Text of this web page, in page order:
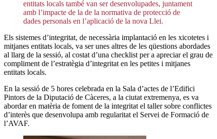
entitats locals també van ser desenvolupades, juntament
amb l’impacte de la de la normativa de protecció de
dades personals en l’aplicació de la nova Llei.
Els sistemes d’integritat, de necessària implantació en les xicotetes i
mitjanes entitats locals, va ser unes altres de les qüestions abordades
al llarg de la sessió, al costat d’una checklist per a apreciar el grau de
compliment de l’estratègia d’integritat en les petites i mitjanes
entitats locals.
En la sessió de 5 hores celebrada en la Sala d’actes de l’Edifici
Pintors de la Diputació de Càceres, a la ciutat extremenya, es va
abordar en matèria de foment de la integritat el taller sobre conflictes
d’interès que desenvolupa amb regularitat el Servei de Formació de
l’AVAF.